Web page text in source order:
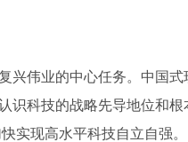
伟业的中心任务。中国式
识科技的战略先导地位和根
实现高水平科技自立自强。